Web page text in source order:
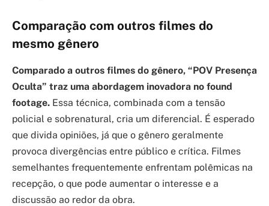
Comparação com outros filmes do
mesmo gênero
Comparado a outros filmes do gênero, “POV Presença
Oculta” traz uma abordagem inovadora no found
footage. Essa técnica, combinada com a tensão
policial e sobrenatural, cria um diferencial. É esperado
que divida opiniões, já que o gênero geralmente
provoca divergências entre público e crítica. Filmes
semelhantes frequentemente enfrentam polêmicas na
recepção, o que pode aumentar o interesse e a
discussão ao redor da obra.